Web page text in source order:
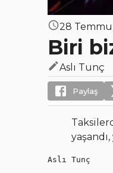
28
Biri
Aslı Tunç
Paylaş
Aslı Tunç